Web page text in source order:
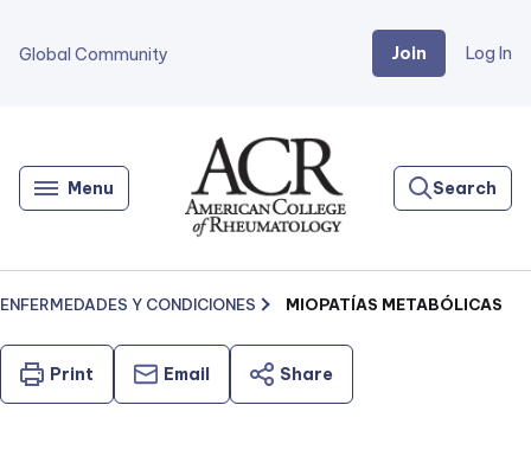
Global Community Join Log In
Menu
Home
Search
ENFERMEDADES Y CONDICIONES MIOPATÍAS METABÓLICAS
Print Email Share